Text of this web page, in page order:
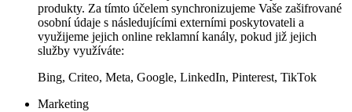
produkty. Za tímto účelem synchronizujeme Vaše zašifrované
osobní údaje s následujícími externími poskytovateli a
využijeme jejich online reklamní kanály, pokud již jejich
služby využíváte:
Bing, Criteo, Meta, Google, LinkedIn, Pinterest, TikTok
Marketing